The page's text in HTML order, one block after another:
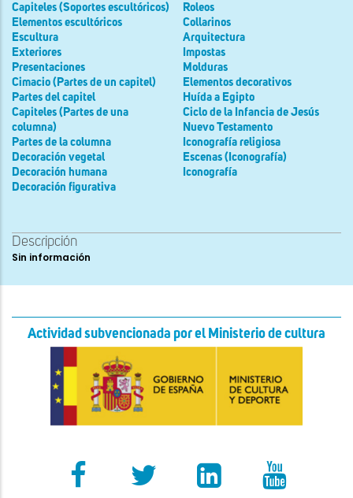
Capiteles (Soportes escultóricos)
Elementos escultóricos
Escultura
Exteriores
Presentaciones
Cimacio (Partes de un capitel)
Partes del capitel
Capiteles (Partes de una
columna)
Partes de la columna
Decoración vegetal
Decoración humana
Decoración figurativa
Roleos
Collarinos
Arquitectura
Impostas
Molduras
Elementos decorativos
Huída a Egipto
Ciclo de la Infancia de Jesús
Nuevo Testamento
Iconografía religiosa
Escenas (Iconografía)
Iconografía
Descripción
Sin información
Actividad subvencionada por el Ministerio de cultura